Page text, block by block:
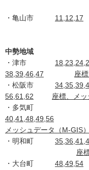
・亀山市 11,12,17
中勢地域
・津市
38,39,46,47
座
・松阪市
56,61,62
座標、メッ
・多気町
40,41,48,49,56
メッシュデータ（M-GIS）
・明和町
座
・大台町 48,49,54